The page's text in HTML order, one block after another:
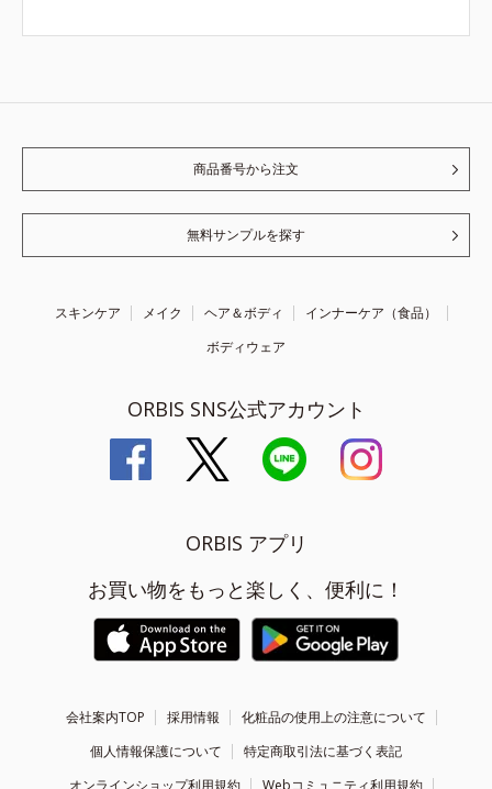
商品番号から注文
無料サンプルを探す
スキンケア メイク ヘア＆ボディ
インナーケア（食品）
ボディウェア
ORBIS SNS公式アカウント
ORBIS アプリ
お買い物をもっと楽しく、便利に！
会社案内TOP 採用情報
化粧品の使用上の注意について
個人情報保護について
特定商取引法に基づく表記